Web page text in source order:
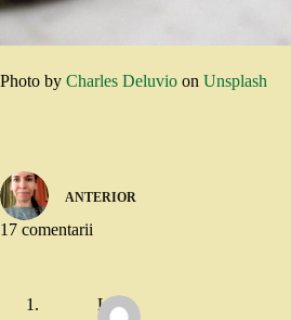
Photo by Charles Deluvio on Unsplash
ANTERIOR
17 comentarii
Luisa